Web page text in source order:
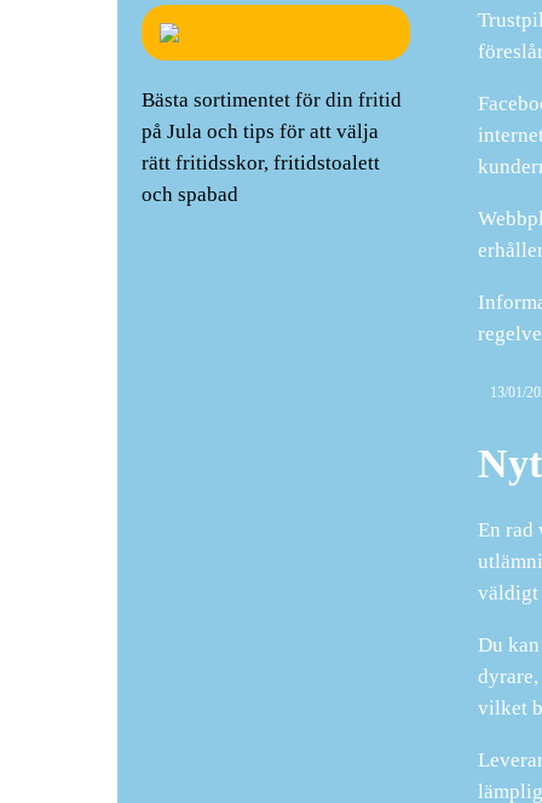
13/01/
En rad
väldigt
Du
vilket
Bästa sortimentet för din fritid
på Jula och tips för att välja
rätt fritidsskor, fritidstoalett
och spabad